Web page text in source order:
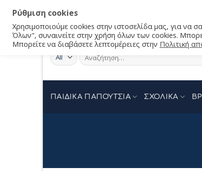
Αναζήτηση
για:
ΠΑΙΔΙΚΑ ΠΑΠΟΥΤΣΙΑ ΣΧΟΛΙΚΑ
Ρύθμιση cookies
Χρησιμοποιούμε cookies στην ιστοσελίδα μας, για να
Όλων", συναινείτε στην χρήση όλων των cookies.
Μπορείτε να διαβάσετε λεπτομέρειες στην Πολιτική